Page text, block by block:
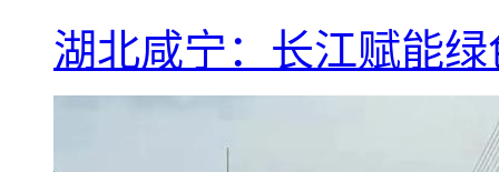
湖北咸宁：长江赋能